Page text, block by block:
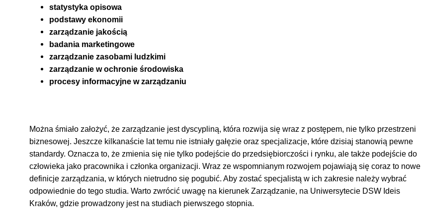
statystyka opisowa
podstawy ekonomii
zarządzanie jakością
badania marketingowe
zarządzanie zasobami ludzkimi
zarządzanie w ochronie środowiska
procesy informacyjne w zarządzaniu
Można śmiało założyć, że zarządzanie jest dyscypliną, która rozwija się wraz z postępem, nie tylko przestrzeni
biznesowej. Jeszcze kilkanaście lat temu nie istniały gałęzie oraz specjalizacje, które dzisiaj stanowią pewne
standardy. Oznacza to, że zmienia się nie tylko podejście do przedsiębiorczości i rynku, ale także podejście do
człowieka jako pracownika i członka organizacji. Wraz ze wspomnianym rozwojem pojawiają się coraz to nowe
definicje zarządzania, w których nietrudno się pogubić. Aby zostać specjalistą w ich zakresie należy wybrać
odpowiednie do tego studia. Warto zwrócić uwagę na kierunek Zarządzanie, na Uniwersytecie DSW Ideis
Kraków, gdzie prowadzony jest na studiach pierwszego stopnia.